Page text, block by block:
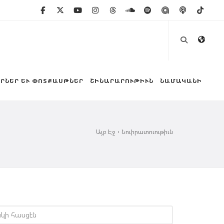
ԵՒ ՓՈՏՔԱՍԹՆԵՐ ՇԻՆԱՐԱՐՈՒԹԻՒՆ ՆԱՄԱԿԱՆԻ
Այբ Էջ Նուիրատուութիւն